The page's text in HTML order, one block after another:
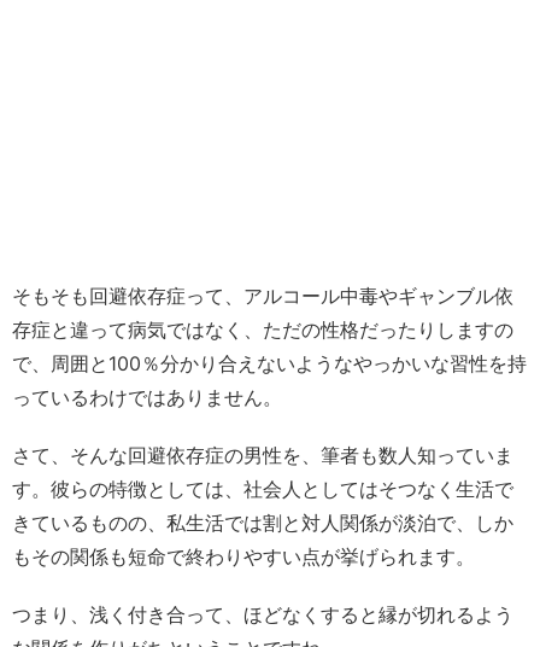
そもそも回避依存症って、アルコール中毒やギャンブル依
存症と違って病気ではなく、ただの性格だったりしますの
で、周囲と100％分かり合えないようなやっかいな習性を持
っているわけではありません。
さて、そんな回避依存症の男性を、筆者も数人知っていま
す。彼らの特徴としては、社会人としてはそつなく生活で
きているものの、私生活では割と対人関係が淡泊で、しか
もその関係も短命で終わりやすい点が挙げられます。
つまり、浅く付き合って、ほどなくすると縁が切れるよう